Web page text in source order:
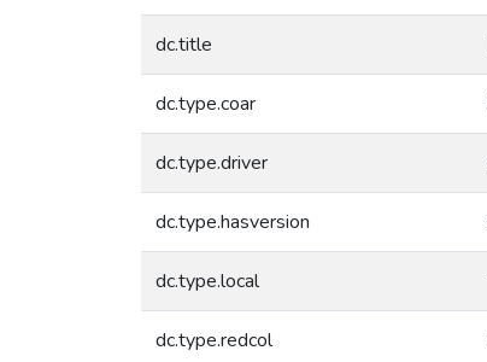
dc.title
dc.type.coar
dc.type.driver
dc.type.hasversion
dc.type.local
dc.type.redcol